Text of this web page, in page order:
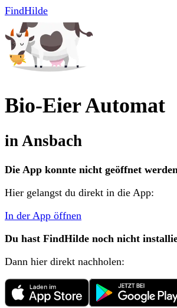
FindHilde
Bio-Eier Automat
in Ansbach
Die App konnte nicht geöffnet
Hier gelangst du direkt in die App:
In der App öffnen
Du hast FindHilde noch nicht
Dann hier direkt nachholen: